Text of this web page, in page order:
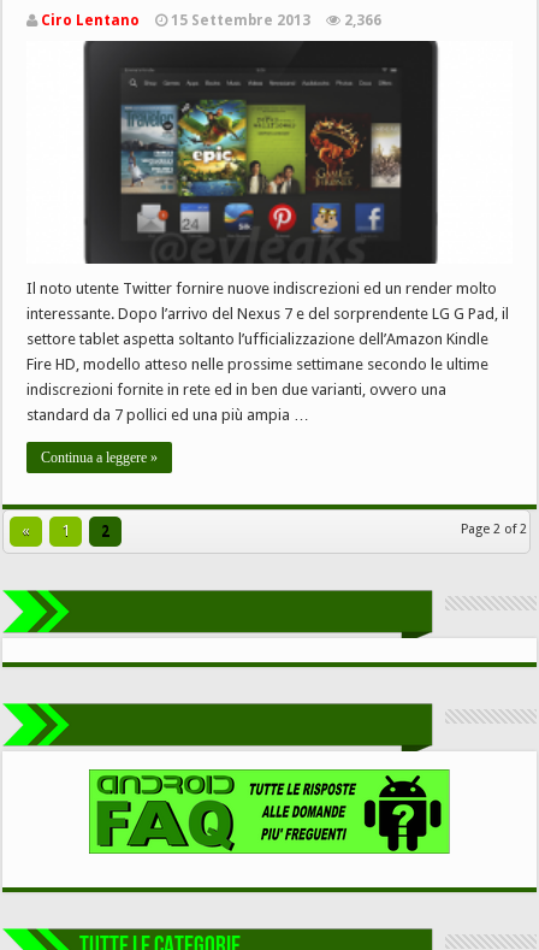
Ciro Lentano 15 Settembre 2013 2,366
Il noto utente Twitter fornire nuove indiscrezioni ed un render molto
interessante. Dopo l’arrivo del Nexus 7 e del sorprendente LG G Pad, il
settore tablet aspetta soltanto l’ufficializzazione dell’Amazon Kindle
Fire HD, modello atteso nelle prossime settimane secondo le ultime
indiscrezioni fornite in rete ed in ben due varianti, ovvero una
standard da 7 pollici ed una più ampia …
Continua a leggere »
Page 2 of 2
« 1 2